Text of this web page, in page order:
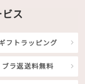
ス
フトラッピング
ブラ返送料無料